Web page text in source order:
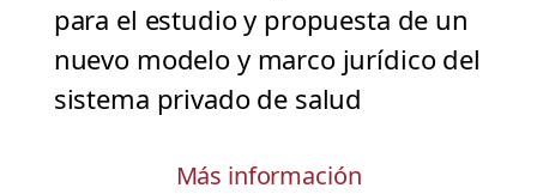
para el estudio y propuesta de un
nuevo modelo y marco jurídico del
sistema privado de salud
Más información